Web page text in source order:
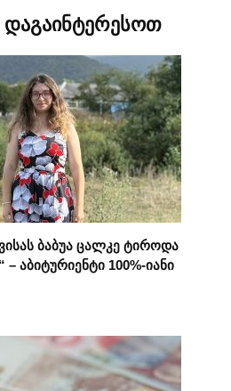
ბაბუა ცალკე ტიროდა
აბიტურიენტი 100%-იანი